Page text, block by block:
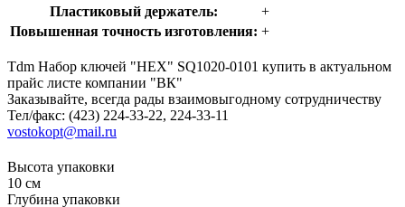
Пластиковый держатель:
+
Повышенная точность изготовления: +
Tdm Набор ключей "HEX" SQ1020-0101 купить в актуальном
прайс листе компании "ВК"
Заказывайте, всегда рады взаимовыгодному сотрудничеству
Тел/факс: (423) 224-33-22, 224-33-11
vostokopt@mail.ru
Высота упаковки
10 см
Глубина упаковки